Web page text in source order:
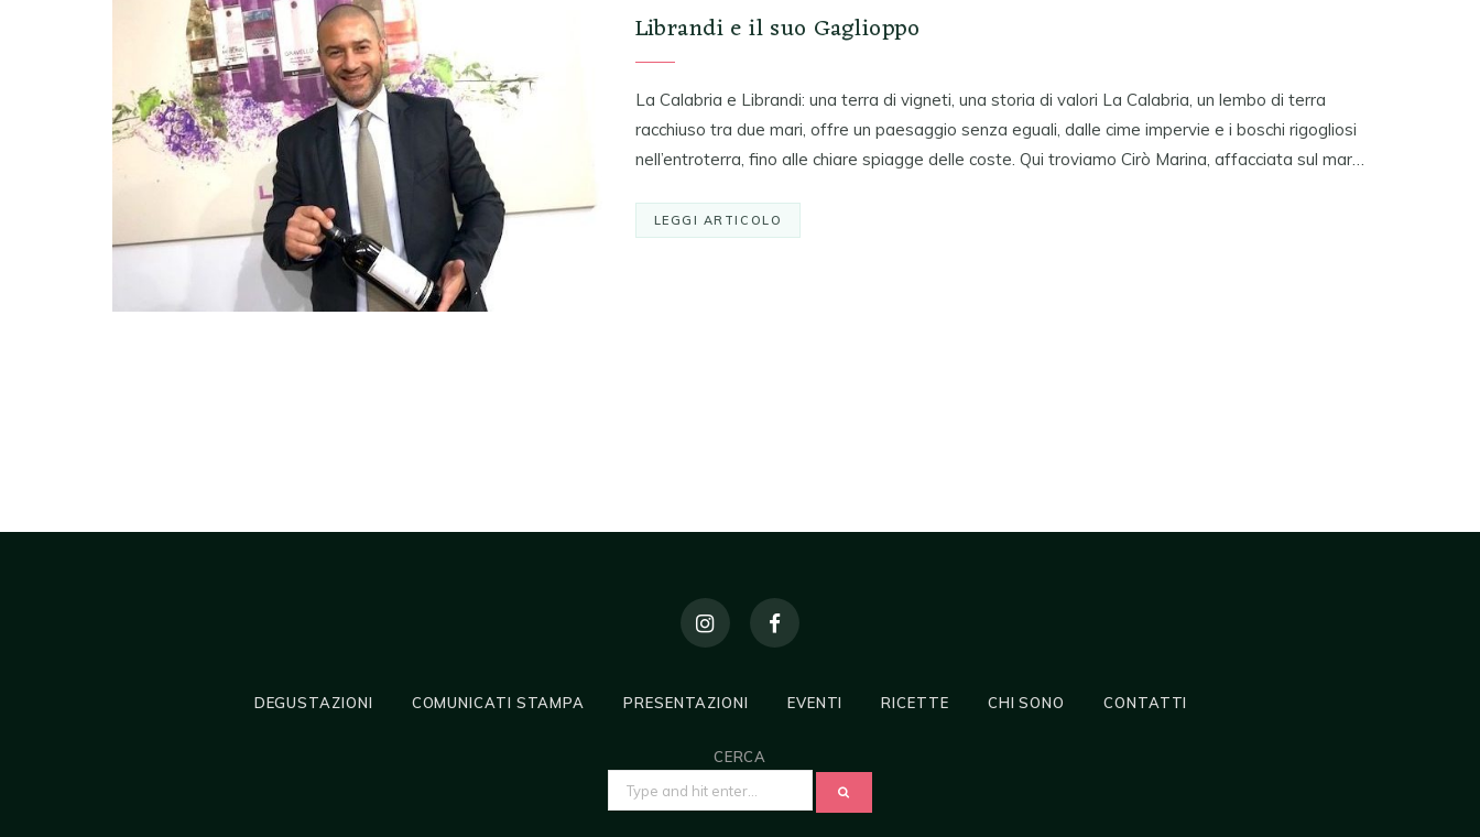
Librandi e il suo Gaglioppo
La Calabria e Librandi: una terra di vigneti, una storia di valori La Calabria, un lembo di terra
racchiuso tra due mari, offre un paesaggio senza eguali, dalle cime impervie e i boschi rigogliosi
nell’entroterra, fino alle chiare spiagge delle coste. Qui troviamo Cirò Marina, affacciata sul mar…
LEGGI ARTICOLO
DEGUSTAZIONI COMUNICATI STAMPA PRESENTAZIONI EVENTI RICETTE CHI SONO CONTATTI
CERCA
SEARCH
FOR: